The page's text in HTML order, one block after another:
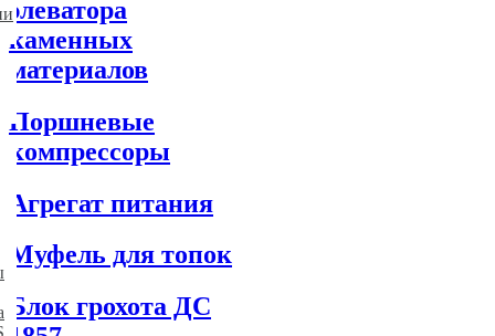
элеватора
каменных
материалов
Поршневые
компрессоры
Агрегат питания
Муфель для топок
Блок грохота ДC